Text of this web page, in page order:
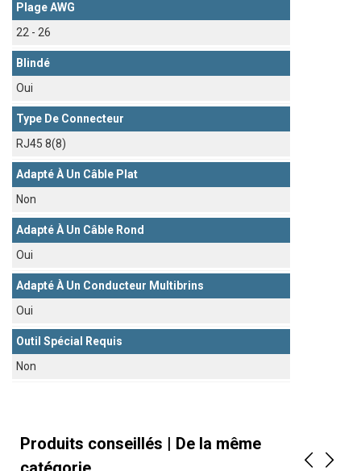
Plage AWG
22 - 26
Blindé
Oui
Type De Connecteur
RJ45 8(8)
Adapté À Un Câble Plat
Non
Adapté À Un Câble Rond
Oui
Adapté À Un Conducteur Multibrins
Oui
Outil Spécial Requis
Non
Produits conseillés | De la même